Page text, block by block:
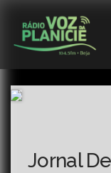
Jornal